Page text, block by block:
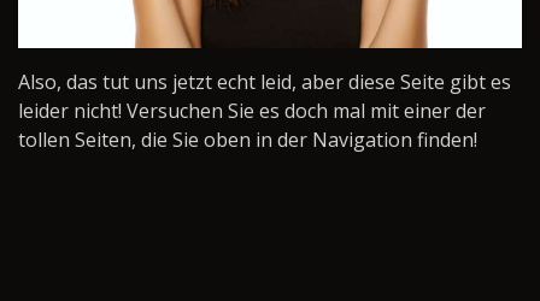
Also, das tut uns jetzt echt leid, aber diese Seite gibt es
leider nicht! Versuchen Sie es doch mal mit einer der
tollen Seiten, die Sie oben in der Navigation finden!